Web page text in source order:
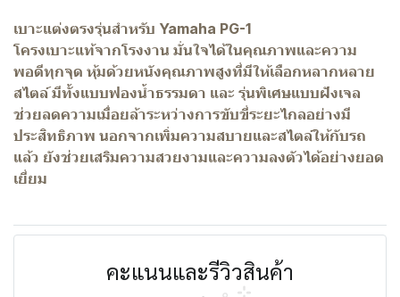
เบาะแต่งตรงรุ่นสำหรับ Yamaha PG-1
โครงเบาะแท้จากโรงงาน มั่นใจได้ในคุณภาพและความ
พอดีทุกจุด หุ้มด้วยหนังคุณภาพสูงที่มีให้เลือกหลากหลาย
สไตล์ มีทั้งแบบฟองน้ำธรรมดา และ รุ่นพิเศษแบบฝังเจล
ช่วยลดความเมื่อยล้าระหว่างการขับขี่ระยะไกลอย่างมี
ประสิทธิภาพ นอกจากเพิ่มความสบายและสไตล์ให้กับรถ
แล้ว ยังช่วยเสริมความสวยงามและความลงตัวได้อย่างยอด
เยี่ยม
คะแนนและรีวิวสินค้า